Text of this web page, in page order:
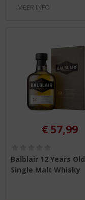
MEER INFO
€ 57,99
,
0
Balblair 12 Years Old
Single Malt Whisky